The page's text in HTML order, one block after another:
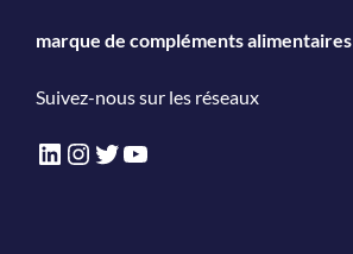
marque de compléments alimentaires
Suivez-nous sur les réseaux
LinkedIn
Instagram
Twitter
YouTube